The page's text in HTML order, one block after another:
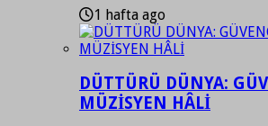
1 hafta ago
DÜTTÜRÜ DÜNYA:
MÜZİSYEN HÂLİ